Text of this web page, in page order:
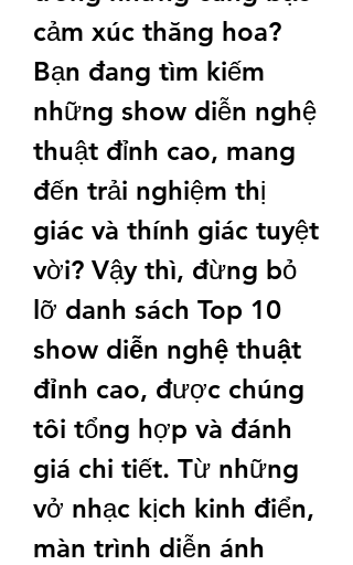
cảm xúc thăng hoa?
Bạn đang tìm kiếm
những show diễn nghệ
thuật đỉnh cao, mang
đến trải nghiệm thị
giác và thính giác tuyệt
vời? Vậy thì, đừng bỏ
lỡ danh sách Top 10
show diễn nghệ thuật
đỉnh cao, được chúng
tôi tổng hợp và đánh
giá chi tiết. Từ những
vở nhạc kịch kinh điển,
màn trình diễn ánh